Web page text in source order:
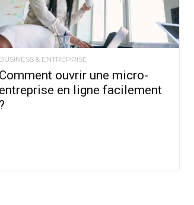
BUSINESS & ENTREPRISE
Comment ouvrir une micro-
entreprise en ligne facilement
?